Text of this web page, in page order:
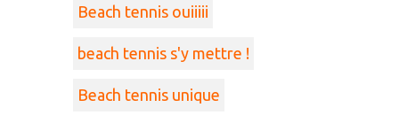
Beach tennis ouiiiii
beach tennis s'y mettre !
Beach tennis unique